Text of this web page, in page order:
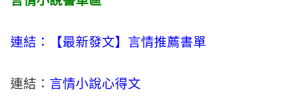
連結：【最新發文】 言情推薦書單
連結： 言情小說心得文